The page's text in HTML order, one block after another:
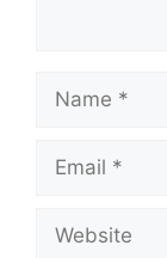
Name
Email
Website